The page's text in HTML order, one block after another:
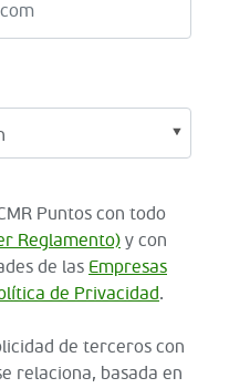
Puntos con todo
Reglamento) y con
de las Empresas
de Privacidad.
de terceros con
relaciona, basada en